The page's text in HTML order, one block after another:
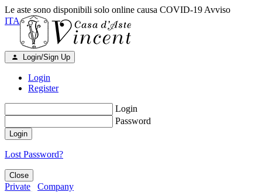
Le aste sono disponibili solo online causa COVID-19 Avviso
ITA
Login/Sign Up
Login
Register
Login
Password
Login
Lost Password?
Close
Private Company